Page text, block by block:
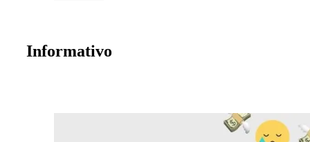
Informativo